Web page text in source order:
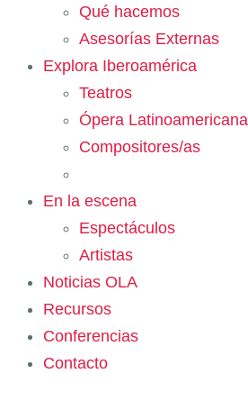
Qué hacemos
Asesorías Externas
Explora Iberoamérica
Teatros
Ópera Latinoamericana
Compositores/as
En la escena
Espectáculos
Artistas
Noticias OLA
Recursos
Conferencias
Contacto